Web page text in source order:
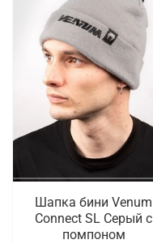
Шапка бини Venum
Connect SL Серый с
помпоном